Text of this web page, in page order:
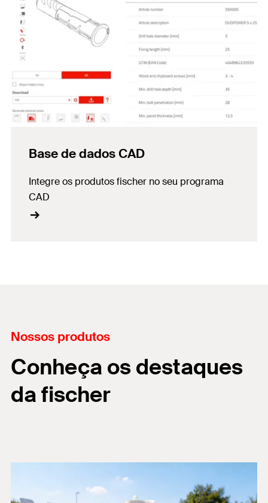
Base de dados CAD
Integre os produtos fischer no seu programa
CAD
Nossos produtos
Conheça os destaques
da fischer